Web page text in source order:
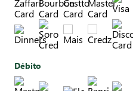
Débito